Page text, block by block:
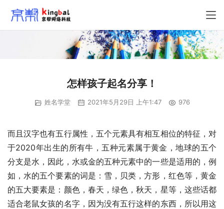
怎样孩子起名分享！
姓名学堂 2021年5月29日 上午1:47 976
而且汉字也有五行属性，五个元素具有相互相位的特征，对
于2020年出生的所有牛，五种元素属于黄金，地球的五个
分支是水，因此，水或金的五种元素中的一些是适用的，例
如，水的五个要素的词是：雪，贝类，方形，红色等，黄金
的五大要素是：颜色，春天，绿色，秋天，星等，这些话都
适合老鼠女孩的名字，因为没有五行这样的东西，所以用这